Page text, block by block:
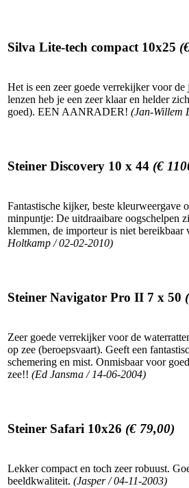
Silva Lite-tech compact 10x25
Het is een zeer goede verrekijker voor de
lenzen heb je een zeer klaar en helder
goed). EEN AANRADER! (Jan-Willem
Steiner Discovery 10 x 44 (€
Fantastische kijker, beste kleurweergave
minpuntje: De uitdraaibare oogschelpen
klemmen, de importeur is niet bereikbaar
Holtkamp / 02-02-2010)
Steiner Navigator Pro II 7 x 50
Zeer goede verrekijker voor de
op zee (beroepsvaart). Geeft een
schemering en mist. Onmisbaar voor
zee!! (Ed Jansma / 14-06-2004)
Steiner Safari 10x26 (€ 79,00)
Lekker compact en toch zeer robuust.
beeldkwaliteit. (Jasper / 04-11-2003)